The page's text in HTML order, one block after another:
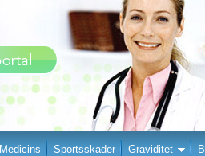
Medicins Sportsskader Graviditet